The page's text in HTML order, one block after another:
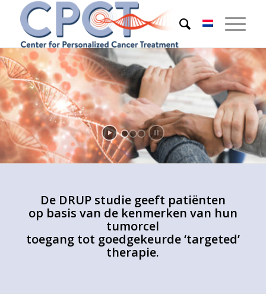
De DRUP studie geeft patiënten
op basis van de kenmerken van hun
tumorcel
toegang tot goedgekeurde ‘targeted’
therapie.